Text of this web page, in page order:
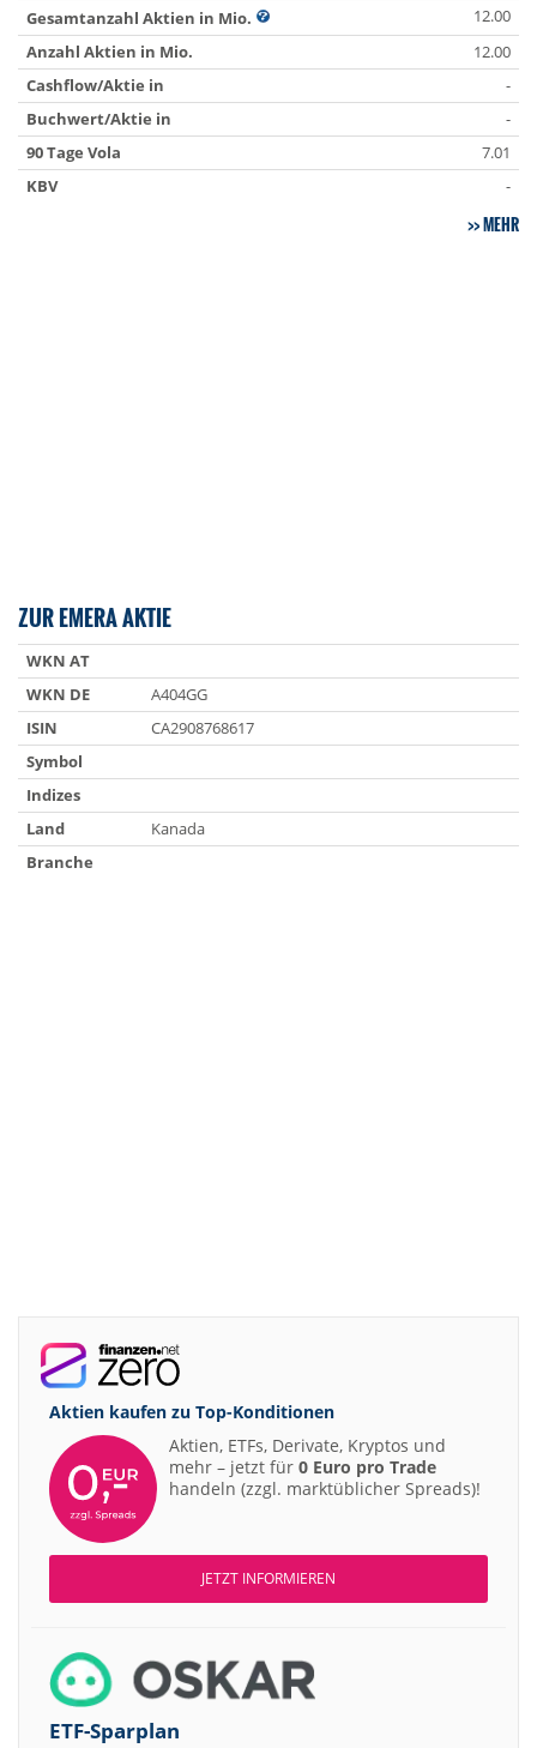
Gesamtanzahl Aktien in Mio.
12.00
Anzahl Aktien in Mio.
12.00
Cashflow/Aktie in
-
Buchwert/Aktie in
-
90 Tage Vola
7.01
KBV
-
MEHR
ZUR EMERA AKTIE
WKN AT
WKN DE
A404GG
ISIN
CA2908768617
Symbol
Indizes
Land
Kanada
Branche
Aktien kaufen zu Top-Konditionen
Aktien, ETFs, Derivate, Kryptos und
mehr – jetzt für 0 Euro pro Trade
handeln (zzgl. marktüblicher Spreads)!
JETZT INFORMIEREN
ETF-Sparplan